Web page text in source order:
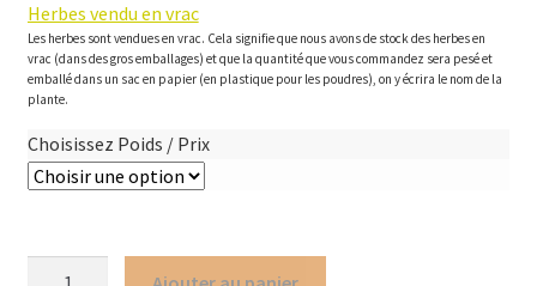
Herbes vendu en vrac
Les herbes sont vendues en vrac. Cela signifie que nous avons de stock des herbes en
vrac (dans des gros emballages) et que la quantité que vous commandez sera pesé et
emballé dans un sac en papier (en plastique pour les poudres), on y écrira le nom de la
plante.
Choisissez Poids / Prix